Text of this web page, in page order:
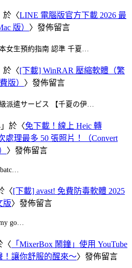
於〈LINE 電腦版官方下載 2026 最
版） 〉發佈留言
女生預約指南 認準 千夏…
於〈[下載] WinRAR 壓縮軟體（繁
版） 〉發佈留言
派遣サービス 【千夏の伊…
」於〈免下載！線上 Heic 轉
處理最多 50 張照片！（Convert
〉發佈留言
〈[下載] avast! 免費防毒軟體 2025
版〉發佈留言
my go…
〈 「MixerBox 鬧鐘」使用 YouTube
！讓你舒服的醒來～〉發佈留言